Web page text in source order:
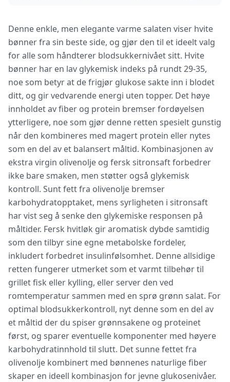
Denne enkle, men elegante varme salaten viser hvite
bønner fra sin beste side, og gjør den til et ideelt valg
for alle som håndterer blodsukkernivået sitt. Hvite
bønner har en lav glykemisk indeks på rundt 29-35,
noe som betyr at de frigjør glukose sakte inn i blodet
ditt, og gir vedvarende energi uten topper. Det høye
innholdet av fiber og protein bremser fordøyelsen
ytterligere, noe som gjør denne retten spesielt gunstig
når den kombineres med magert protein eller nytes
som en del av et balansert måltid. Kombinasjonen av
ekstra virgin olivenolje og fersk sitronsaft forbedrer
ikke bare smaken, men støtter også glykemisk
kontroll. Sunt fett fra olivenolje bremser
karbohydratopptaket, mens syrligheten i sitronsaft
har vist seg å senke den glykemiske responsen på
måltider. Fersk hvitløk gir aromatisk dybde samtidig
som den tilbyr sine egne metabolske fordeler,
inkludert forbedret insulinfølsomhet. Denne allsidige
retten fungerer utmerket som et varmt tilbehør til
grillet fisk eller kylling, eller server den ved
romtemperatur sammen med en sprø grønn salat. For
optimal blodsukkerkontroll, nyt denne som en del av
et måltid der du spiser grønnsakene og proteinet
først, og sparer eventuelle komponenter med høyere
karbohydratinnhold til slutt. Det sunne fettet fra
olivenolje kombinert med bønnenes naturlige fiber
skaper en ideell kombinasjon for jevne glukosenivåer.